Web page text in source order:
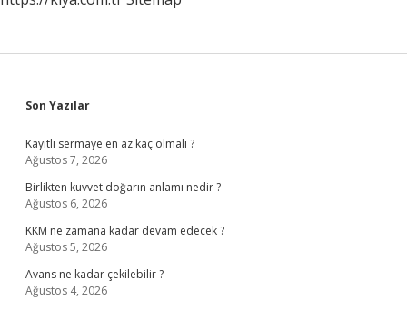
Sidebar
Son Yazılar
Kayıtlı sermaye en az kaç olmalı ?
Ağustos 7, 2026
Birlikten kuvvet doğarın anlamı nedir ?
Ağustos 6, 2026
KKM ne zamana kadar devam edecek ?
Ağustos 5, 2026
Avans ne kadar çekilebilir ?
Ağustos 4, 2026